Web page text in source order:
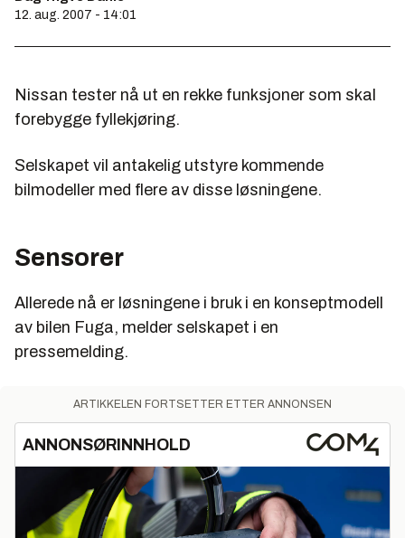
12. aug. 2007 - 14:01
Nissan tester nå ut en rekke funksjoner som skal
forebygge fyllekjøring.
Selskapet vil antakelig utstyre kommende
bilmodeller med flere av disse løsningene.
Sensorer
Allerede nå er løsningene i bruk i en konseptmodell
av bilen Fuga, melder selskapet i en
pressemelding.
ARTIKKELEN FORTSETTER ETTER ANNONSEN
ANNONSØRINNHOLD